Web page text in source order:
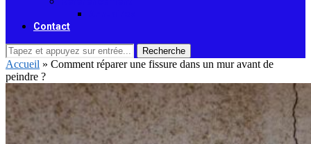
Contact
Recherche
Accueil » Comment réparer une fissure dans un mur avant de
peindre ?